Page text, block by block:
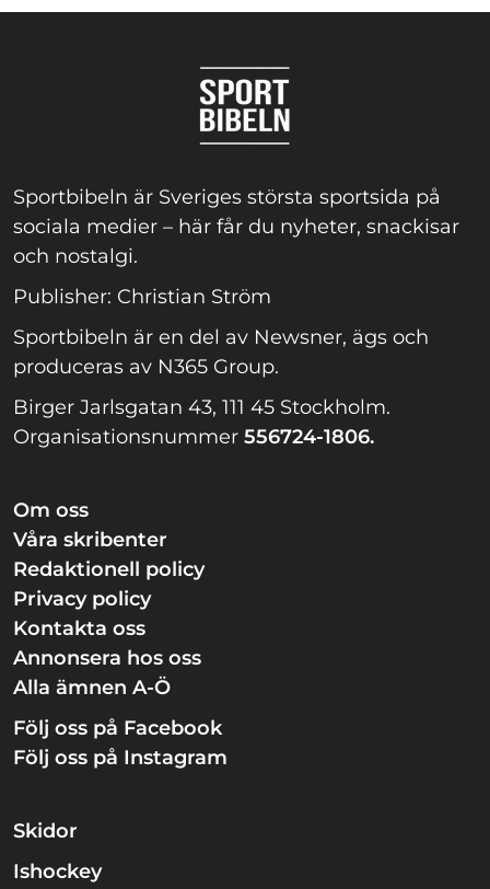
Sportbibeln är Sveriges största sportsida på
sociala medier – här får du nyheter, snackisar
och nostalgi.
Publisher: Christian Ström
Sportbibeln är en del av Newsner, ägs och
produceras av N365 Group.
Birger Jarlsgatan 43, 111 45 Stockholm.
Organisationsnummer 556724-1806.
Om oss
Våra skribenter
Redaktionell policy
Privacy policy
Kontakta oss
Annonsera hos oss
Alla ämnen A-Ö
Följ oss på Facebook
Följ oss på Instagram
Skidor
Ishockey